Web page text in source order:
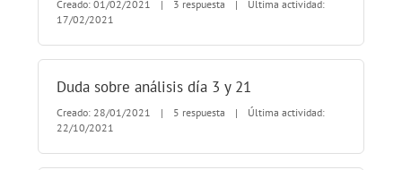
Creado: 01/02/2021 | 3 respuesta |
Última actividad:
17/02/2021
Duda sobre análisis día 3 y 21
Creado: 28/01/2021 | 5 respuesta |
Última actividad:
22/10/2021